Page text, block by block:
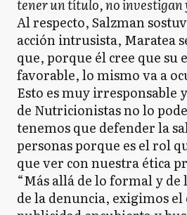
tener un título, no investigan
Al respecto, Salzman
acción intrusista, Maratea
que, porque él cree que su
favorable, lo mismo va a
Esto es muy irresponsable
de Nutricionistas no lo
tenemos que defender la
personas porque es el rol
que ver con nuestra ética
“Más allá de lo formal y
de la denuncia, exigimos el